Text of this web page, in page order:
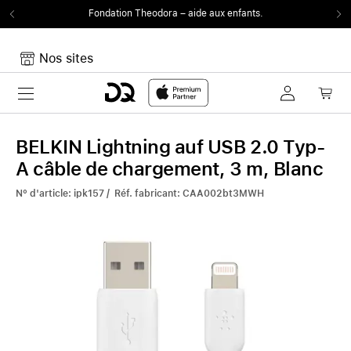
Fondation Theodora – aide aux enfants.
Nos sites
Toggle navigation
Votre panier est vide
BELKIN Lightning auf USB 2.0 Typ-
A câble de chargement, 3 m, Blanc
N° d'article: ipk157 / Réf. fabricant: CAA002bt3MWH